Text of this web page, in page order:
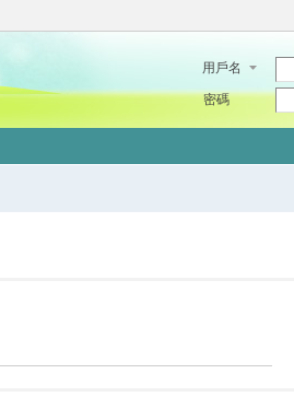
用戶名
密碼